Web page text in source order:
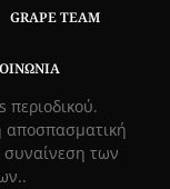
GRAPE TEAM
περιοδικού.
αποσπασματική
συναίνεση των